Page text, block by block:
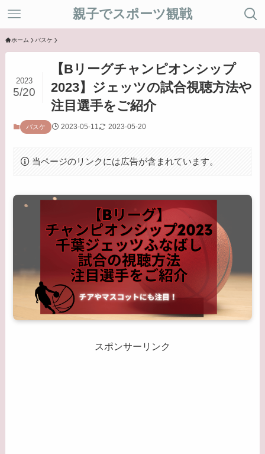
親子でスポーツ観戦
ホーム バスケ
【Bリーグチャンピオンシップ
2023】ジェッツの試合視聴方法や
注目選手をご紹介
2023
5/20
バスケ 2023-05-11 2023-05-20
当ページのリンクには広告が含まれています。
スポンサーリンク